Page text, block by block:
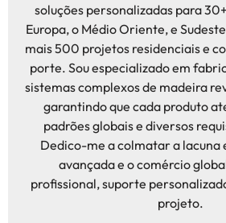
soluções personalizadas para
Europa, o Médio Oriente, e
mais 500 projetos residenciais e
porte. Sou especializado em
sistemas complexos de madeira
garantindo que cada produto
padrões globais e diversos
Dedico-me a colmatar a lacuna
avançada e o comércio
profissional, suporte
projeto.